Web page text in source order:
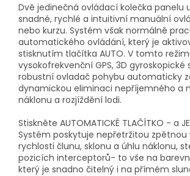
Dvě jedinečná ovládací kolečka panelu
snadné, rychlé a intuitivní manuální
nebo kurzu. Systém však normálně
automatického ovládání, který je
stisknutím tlačítka AUTO. V tomto
vysokofrekvenční GPS, 3D gyroskopické
robustní ovladač pohybu automaticky
dynamickou eliminaci nepříjemného a
náklonu a rozjíždění lodi.
Stiskněte AUTOMATICKÉ TLAČÍTKO - a
Systém poskytuje nepřetržitou zpětnou
rychlosti člunu, sklonu a úhlu náklonu,
pozicích interceptorů- to vše na
který je snadno čitelný i na přímém